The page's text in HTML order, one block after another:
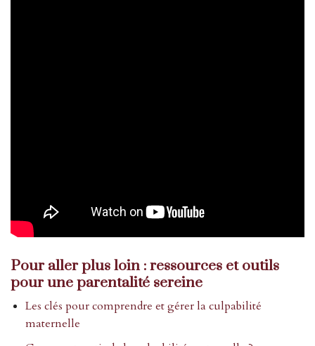
Pour aller plus loin : ressources et outils
pour une parentalité sereine
Les clés pour comprendre et gérer la culpabilité
maternelle